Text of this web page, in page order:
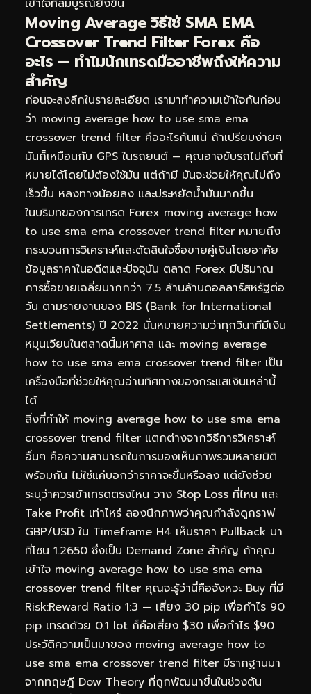
เข้าใจที่สมบูรณ์ยิ่งขึ้น
Moving Average วิธีใช้ SMA EMA
Crossover Trend Filter Forex คือ
อะไร — ทำไมนักเทรดมืออาชีพถึงให้ความ
สำคัญ
ก่อนจะลงลึกในรายละเอียด เรามาทำความเข้าใจกันก่อน
ว่า moving average how to use sma ema
crossover trend filter คืออะไรกันแน่ ถ้าเปรียบง่ายๆ
มันก็เหมือนกับ GPS ในรถยนต์ — คุณอาจขับรถไปถึงที่
หมายได้โดยไม่ต้องใช้มัน แต่ถ้ามี มันจะช่วยให้คุณไปถึง
เร็วขึ้น หลงทางน้อยลง และประหยัดน้ำมันมากขึ้น
ในบริบทของการเทรด Forex moving average how
to use sma ema crossover trend filter หมายถึง
กระบวนการวิเคราะห์และตัดสินใจซื้อขายคู่เงินโดยอาศัย
ข้อมูลราคาในอดีตและปัจจุบัน ตลาด Forex มีปริมาณ
การซื้อขายเฉลี่ยมากกว่า 7.5 ล้านล้านดอลลาร์สหรัฐต่อ
วัน ตามรายงานของ BIS (Bank for International
Settlements) ปี 2022 นั่นหมายความว่าทุกวินาทีมีเงิน
หมุนเวียนในตลาดนี้มหาศาล และ moving average
how to use sma ema crossover trend filter เป็น
เครื่องมือที่ช่วยให้คุณอ่านทิศทางของกระแสเงินเหล่านี้
ได้
สิ่งที่ทำให้ moving average how to use sma ema
crossover trend filter แตกต่างจากวิธีการวิเคราะห์
อื่นๆ คือความสามารถในการมองเห็นภาพรวมหลายมิติ
พร้อมกัน ไม่ใช่แค่บอกว่าราคาจะขึ้นหรือลง แต่ยังช่วย
ระบุว่าควรเข้าเทรดตรงไหน วาง Stop Loss ที่ไหน และ
Take Profit เท่าไหร่ ลองนึกภาพว่าคุณกำลังดูกราฟ
GBP/USD ใน Timeframe H4 เห็นราคา Pullback มา
ที่โซน 1.2650 ซึ่งเป็น Demand Zone สำคัญ ถ้าคุณ
เข้าใจ moving average how to use sma ema
crossover trend filter คุณจะรู้ว่านี่คือจังหวะ Buy ที่มี
Risk:Reward Ratio 1:3 — เสี่ยง 30 pip เพื่อกำไร 90
pip เทรดด้วย 0.1 lot ก็คือเสี่ยง $30 เพื่อกำไร $90
ประวัติความเป็นมาของ moving average how to
use sma ema crossover trend filter มีรากฐานมา
จากทฤษฎี Dow Theory ที่ถูกพัฒนาขึ้นในช่วงต้น